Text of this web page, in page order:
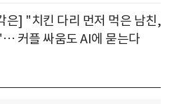
은] "치킨 다리 먼저 먹은 남친,
커플 싸움도 AI에 묻는다